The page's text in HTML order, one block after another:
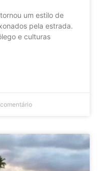
um estilo de
pela estrada.
e culturas